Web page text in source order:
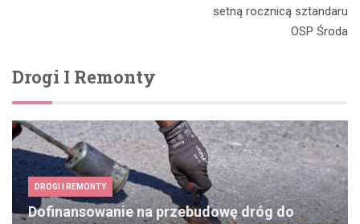
setną rocznicą sztandaru
OSP Środa
Drogi I Remonty
DROGI I REMONTY
Dofinansowanie na przebudowę dróg do